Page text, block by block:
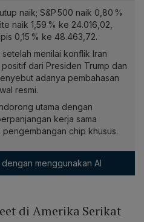
naik; S&P 500 naik 0,80 %
naik 1,59 % ke 24.016,02,
0,15 % ke 48.463,72.
menilai konflik Iran
dari Presiden Trump dan
adanya pembahasan
resmi.
utama dengan
kerja sama
chip khusus.
menggunakan AI
di Amerika Serikat